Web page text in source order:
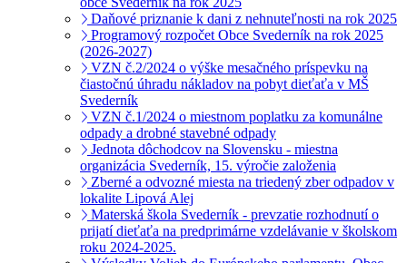
Daňové priznanie k dani z nehnuteľnosti na rok 2025
Programový rozpočet Obce Svederník na rok 2025
(2026-2027)
VZN č.2/2024 o výške mesačného príspevku na
čiastočnú úhradu nákladov na pobyt dieťaťa v MŠ
Svederník
VZN č.1/2024 o miestnom poplatku za komunálne
odpady a drobné stavebné odpady
Jednota dôchodcov na Slovensku - miestna
organizácia Svederník, 15. výročie založenia
Zberné a odvozné miesta na triedený zber odpadov v
lokalite Lipová Alej
Materská škola Svederník - prevzatie rozhodnutí o
prijatí dieťaťa na predprimárne vzdelávanie v školskom
roku 2024-2025.